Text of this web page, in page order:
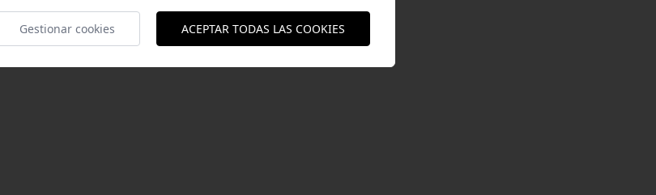
Gestionar cookies ACEPTAR TODAS LAS COOKIES